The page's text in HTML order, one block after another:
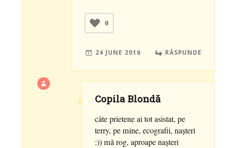
0
24 JUNE 2016 RĂSPUNDE
Copila Blondă
câte prietene ai tot asistat, pe
terry, pe mine, ecografii, naşteri
:)) mă rog, aproape naşteri